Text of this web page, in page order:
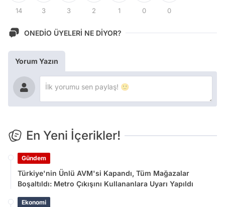
14 3 3 2 1 0 0
ONEDİO ÜYELERİ NE DİYOR?
Yorum Yazın
En Yeni İçerikler!
Gündem
Türkiye'nin Ünlü AVM'si Kapandı, Tüm Mağazalar
Boşaltıldı: Metro Çıkışını Kullananlara Uyarı Yapıldı
Ekonomi